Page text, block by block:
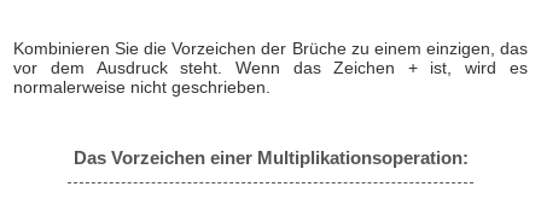
Kombinieren Sie die Vorzeichen der Brüche zu einem einzigen, das
vor dem Ausdruck steht. Wenn das Zeichen + ist, wird es
normalerweise nicht geschrieben.
Das Vorzeichen einer Multiplikationsoperation: